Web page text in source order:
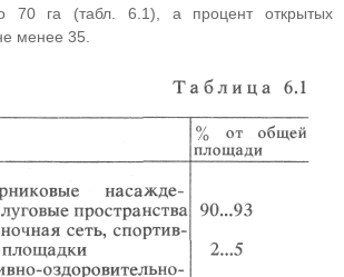
70 га (табл. 6.1), а процент открытых
менее 35.